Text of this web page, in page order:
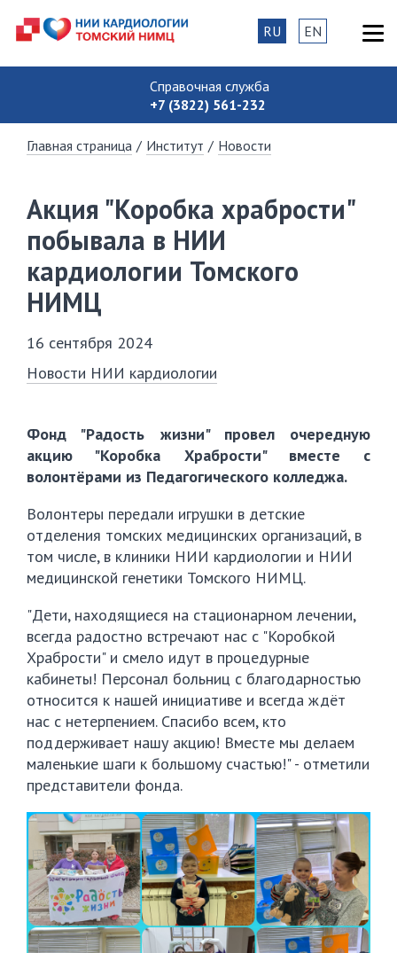
Справочная служба
+7 (3822) 561-232
RU EN
Главная страница / Институт / Новости
Акция "Коробка храбрости"
побывала в НИИ
кардиологии Томского
НИМЦ
16 сентября 2024
Новости НИИ кардиологии
Фонд "Радость жизни" провел очередную
акцию "Коробка Храбрости" вместе с
волонтёрами из Педагогического колледжа.
Волонтеры передали игрушки в детские
отделения томских медицинских организаций, в
том числе, в клиники НИИ кардиологии и НИИ
медицинской генетики Томского НИМЦ.
"Дети, находящиеся на стационарном лечении,
всегда радостно встречают нас с "Коробкой
Храбрости" и смело идут в процедурные
кабинеты! Персонал больниц с благодарностью
относится к нашей инициативе и всегда ждёт
нас с нетерпением. Спасибо всем, кто
поддерживает нашу акцию! Вместе мы делаем
маленькие шаги к большому счастью!" - отметили
представители фонда.